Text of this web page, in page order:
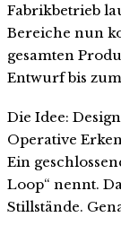
Fabrikbetrieb
Bereiche nun
gesamten
Entwurf bis
Die Idee:
Operative
Ein
Loop“ nennt.
Stillstände.